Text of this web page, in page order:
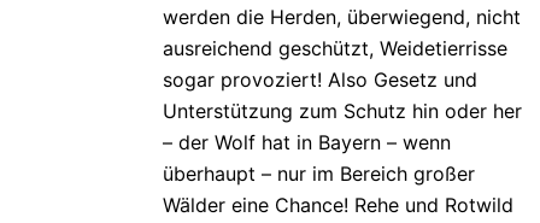
werden die Herden, überwiegend, nicht
ausreichend geschützt, Weidetierrisse
sogar provoziert! Also Gesetz und
Unterstützung zum Schutz hin oder her
– der Wolf hat in Bayern – wenn
überhaupt – nur im Bereich großer
Wälder eine Chance! Rehe und Rotwild